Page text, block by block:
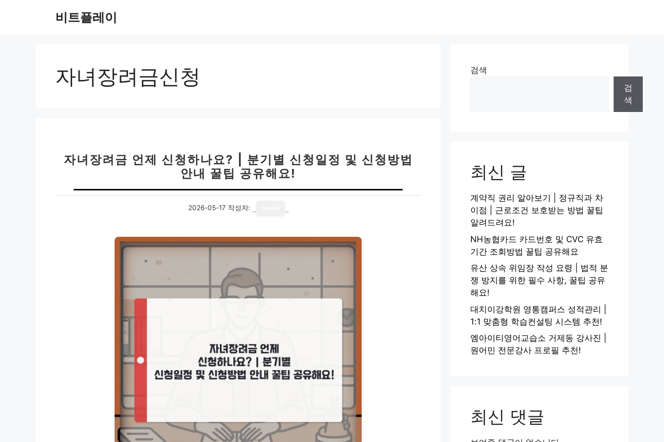
비트플레이
자녀장려금신청
자녀장려금 언제 신청하나요? | 분기별 신청일정 및 신청방법
안내 꿀팁 공유해요!
2026-05-17 작성자:
검색
검
색
최신 글
계약직 권리 알아보기 | 정규직과 차
이점 | 근로조건 보호받는 방법 꿀팁
알려드려요!
NH농협카드 카드번호 및 CVC 유효
기간 조회방법 꿀팁 공유해요
유산 상속 위임장 작성 요령 | 법적 분
쟁 방지를 위한 필수 사항, 꿀팁 공유
해요!
대치이강학원 영통캠퍼스 성적관리 |
1:1 맞춤형 학습컨설팅 시스템 추천!
엠아이티영어교습소 거제동 강사진 |
원어민 전문강사 프로필 추천!
최신 댓글